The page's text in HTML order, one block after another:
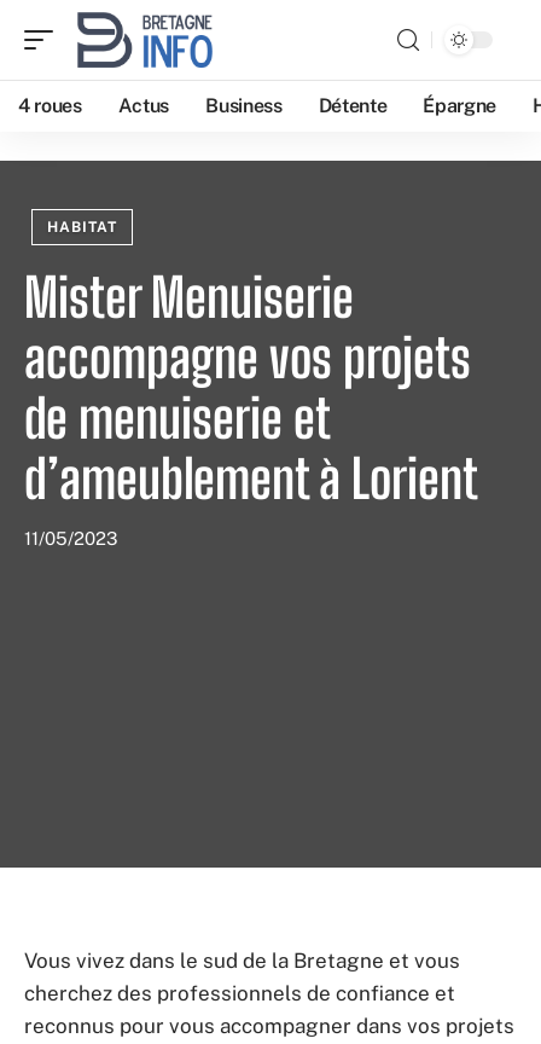
4 roues Actus Business Détente Épargne
HABITAT
Mister Menuiserie
accompagne vos projets
de menuiserie et
d’ameublement à Lorient
11/05/2023
Vous vivez dans le sud de la Bretagne et vous
cherchez des professionnels de confiance et
reconnus pour vous accompagner dans vos projets